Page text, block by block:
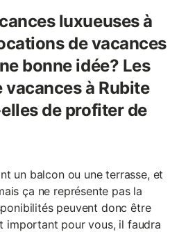
luxueuses à
de vacances
bonne idée? Les
à Rubite
de profiter de
un balcon ou une terrasse, et
ça ne représente pas la
peuvent donc être
important pour vous, il faudra